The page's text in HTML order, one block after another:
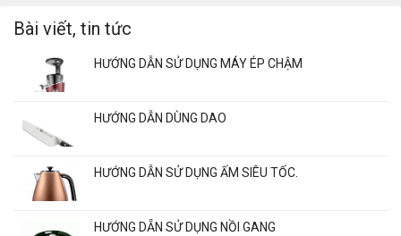
Bài viết, tin tức
HƯỚNG DẪN SỬ DỤNG MÁY ÉP CHẬM
HƯỚNG DẪN DÙNG DAO
HƯỚNG DẪN SỬ DỤNG ẤM SIÊU TỐC.
HƯỚNG DẴN SỬ DỤNG NỒI GANG